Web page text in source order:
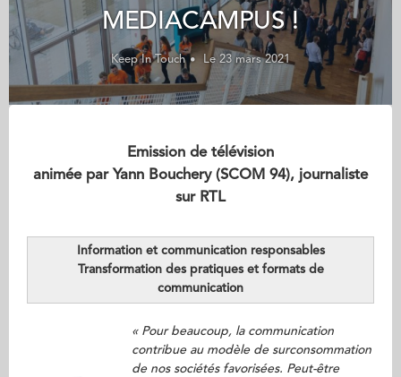
MEDIACAMPUS !
Keep In Touch Le 23 mars 2021
Emission de télévision
animée par Yann Bouchery (SCOM 94), journaliste
sur RTL
Information et communication responsables
Transformation des pratiques et formats de
communication
« Pour beaucoup, la communication
contribue au modèle de surconsommation
de nos sociétés favorisées. Peut-être